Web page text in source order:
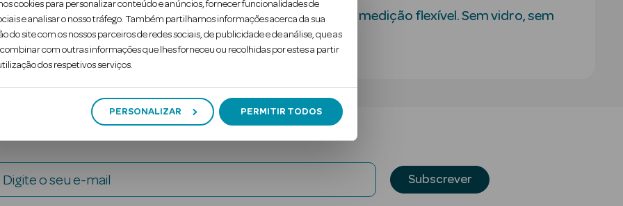
cookies para personalizar conteúdo e anúncios, fornecer funcionalidades de
e analisar o nosso tráfego. Também partilhamos informações acerca da sua
do site com os nossos parceiros de redes sociais, de publicidade e de análise, que as
com outras informações que lhes forneceu ou recolhidas por estes a partir
dos respetivos serviços.
PERSONALIZAR PERMITIR TODOS
rápida em aproximadamente 10 segundos. Ponta de medição flexível. Sem vidro, sem
estojo de acondicionamento. Produto médico.
Digite o seu e-mail Subscrever